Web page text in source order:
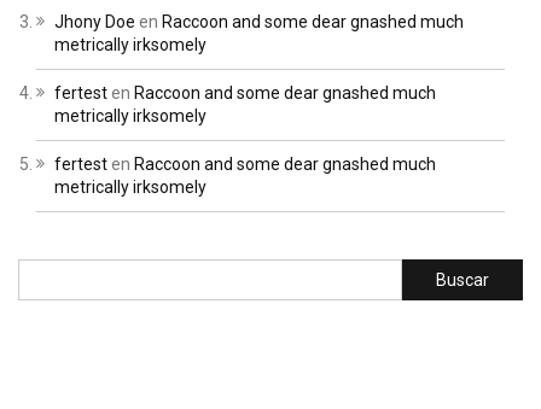
Jhony Doe en Raccoon and some dear gnashed much
metrically irksomely
fertesten Raccoon and some dear gnashed much
metrically irksomely
fertesten Raccoon and some dear gnashed much
metrically irksomely